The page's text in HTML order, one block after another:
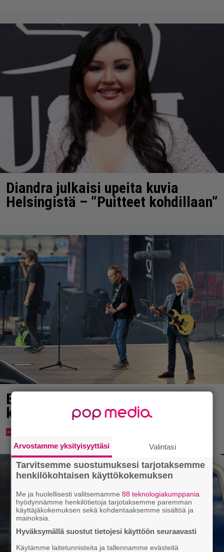
Diandra julkaisi upeita kuvia
Helsingistä – ”Puitteet kohdillaan”
Eppu Normaalin viimeinen
konsertti esitetään Ylellä
Arvostamme yksityisyyttäsi Valintasi
Tarvitsemme suostumuksesi tarjotaksemme
henkilökohtaisen käyttökokemuksen
Me ja huolellisesti valitsemamme88 teknologiakumppania
hyödynnämme henkilötietoja tarjotaksemme paremman
käyttäjäkokemuksen sekä kohdentaaksemme sisältöä ja
mainoksia.
Hyväksymällä suostut tietojesi käyttöön seuraavasti
Käytämme laitetunnisteita ja tallennamme evästeitä